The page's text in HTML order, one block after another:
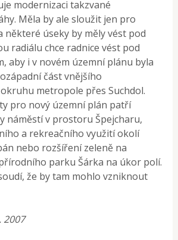
modernizaci takzvané
Měla by ale sloužit jen pro
některé úseky by měly vést pod
radiálu chce radnice vést pod
aby i v novém územní plánu byla
část vnějšího
metropole přes Suchdol.
pro nový územní plán patří
náměstí v prostoru Špejcharu,
a rekreačního využití okolí
nebo rozšíření zeleně na
parku Šárka na úkor polí.
že by tam mohlo vzniknout
2007